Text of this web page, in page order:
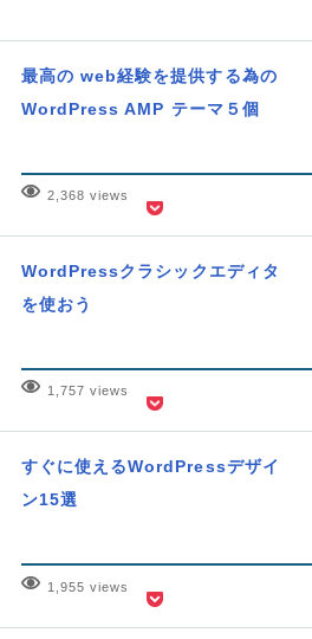
最高の web経験を提供する為の
WordPress AMP テーマ５個
2,368 views
WordPressクラシックエディタ
を使おう
1,757 views
すぐに使えるWordPressデザイ
ン15選
1,955 views